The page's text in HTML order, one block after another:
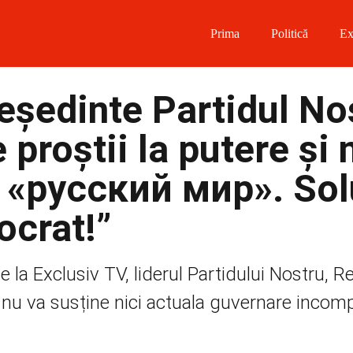
Twitter
Telegram
Prima Politică
Partidul
proștii la putere și
мир».
la Exclusiv TV, liderul Partidului Nostru,
va susține nici actuala guvernare